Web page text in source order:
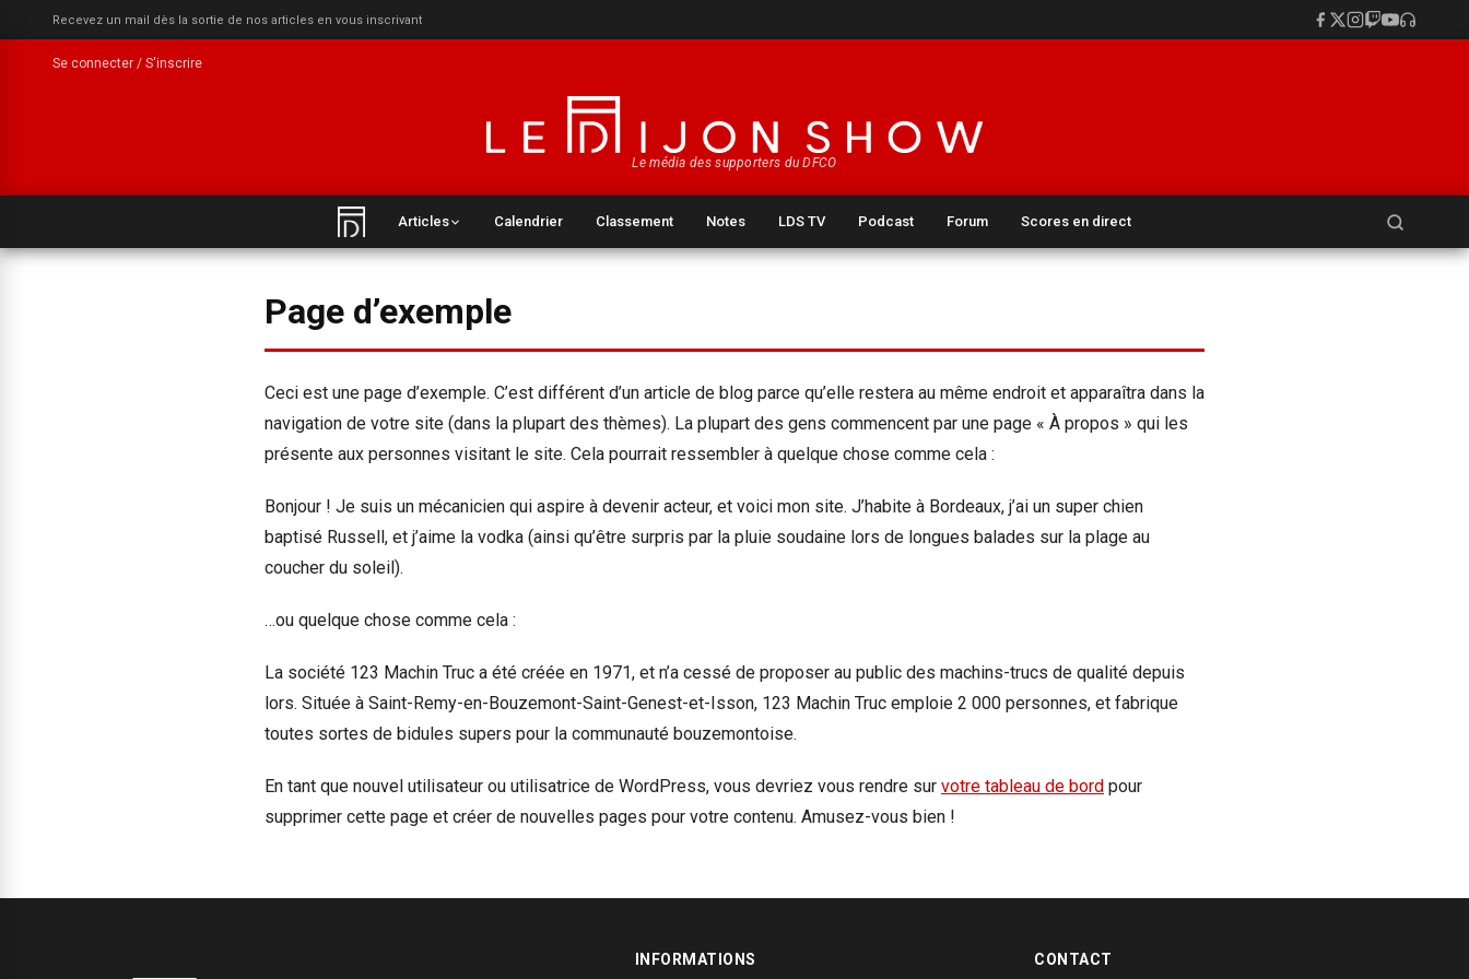
Recevez un mail dès la sortie de nos articles en vous inscrivant
Se connecter / S'inscrire
Le média des supporters du DFCO
Articles Calendrier Classement Notes LDS TV Podcast Forum Scores en direct
Page d’exemple
Ceci est une page d’exemple. C’est différent d’un article de blog parce qu’elle restera au même endroit et apparaîtra dans la
navigation de votre site (dans la plupart des thèmes). La plupart des gens commencent par une page « À propos » qui les
présente aux personnes visitant le site. Cela pourrait ressembler à quelque chose comme cela :
Bonjour ! Je suis un mécanicien qui aspire à devenir acteur, et voici mon site. J’habite à Bordeaux, j’ai un super chien
baptisé Russell, et j’aime la vodka (ainsi qu’être surpris par la pluie soudaine lors de longues balades sur la plage au
coucher du soleil).
…ou quelque chose comme cela :
La société 123 Machin Truc a été créée en 1971, et n’a cessé de proposer au public des machins-trucs de qualité depuis
lors. Située à Saint-Remy-en-Bouzemont-Saint-Genest-et-Isson, 123 Machin Truc emploie 2 000 personnes, et fabrique
toutes sortes de bidules supers pour la communauté bouzemontoise.
En tant que nouvel utilisateur ou utilisatrice de WordPress, vous devriez vous rendre sur votre tableau de bord pour
supprimer cette page et créer de nouvelles pages pour votre contenu. Amusez-vous bien !
INFORMATIONS CONTACT